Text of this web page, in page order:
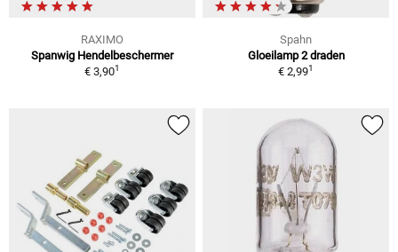
RAXIMO
Spanwig Hendelbeschermer
€ 3,901
Spahn
Gloeilamp 2 draden
€ 2,991